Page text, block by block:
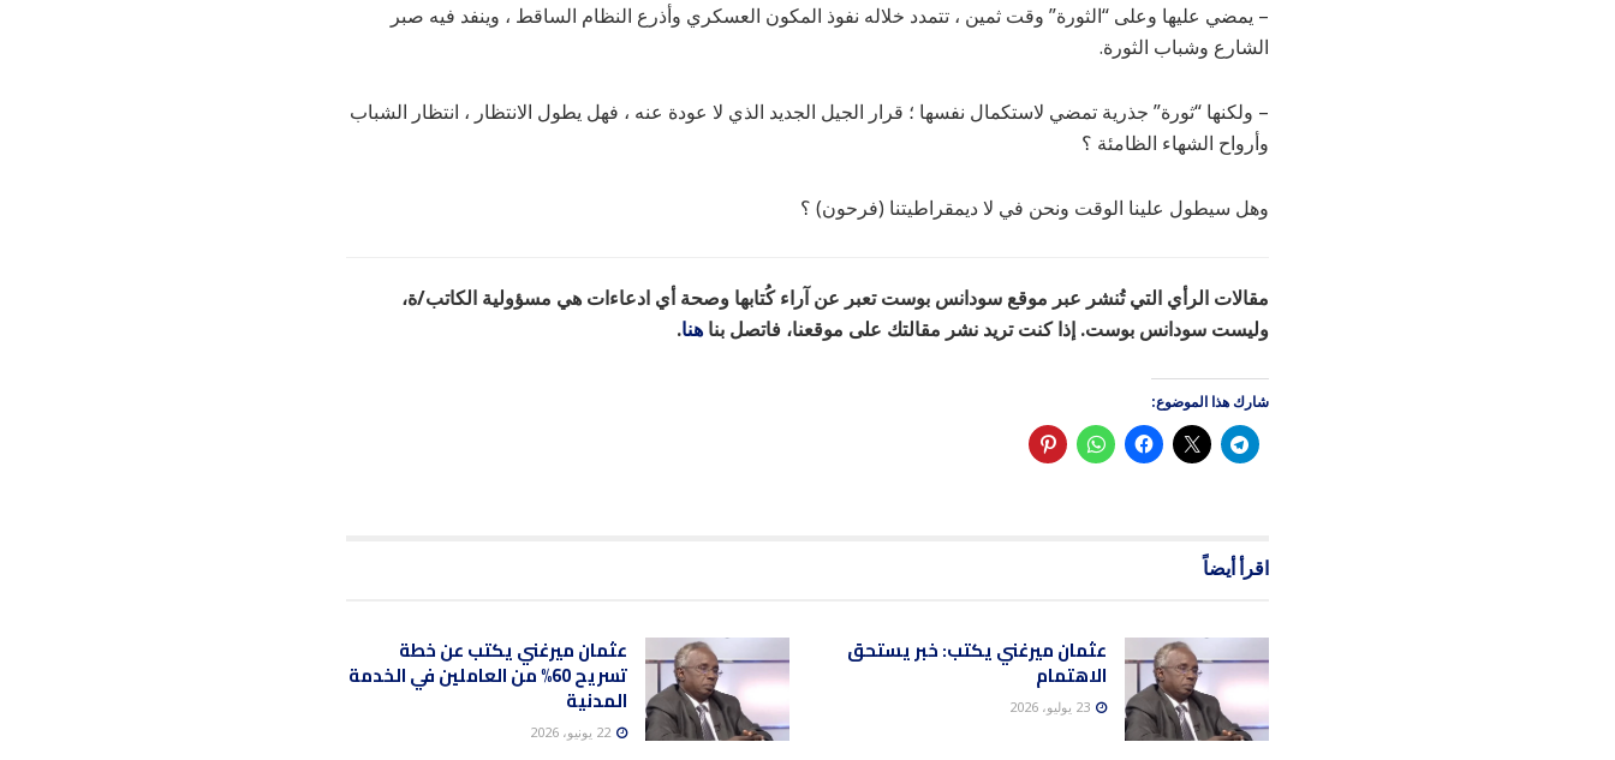
– يمضي عليها وعلى “الثورة” وقت ثمين ، تتمدد خلاله نفوذ المكون العسكري وأذرع النظام الساقط ، وينفد فيه صبر
الشارع وشباب الثورة.
– ولكنها “ثورة” جذرية تمضي لاستكمال نفسها ؛ قرار الجيل الجديد الذي لا عودة عنه ، فهل يطول الانتظار ، انتظار الشباب
وأرواح الشهاء الظامئة ؟
وهل سيطول علينا الوقت ونحن في لا ديمقراطيتنا (فرحون) ؟
مقالات الرأي التي تُنشر عبر موقع سودانس بوست تعبر عن آراء كُتابها وصحة أي ادعاءات هي مسؤولية الكاتب/ة،
وليست سودانس بوست. إذا كنت تريد نشر مقالتك على موقعنا، فاتصل بنا هنا.
شارك هذا الموضوع:
اقرأ أيضاً
عثمان ميرغني يكتب: خبر يستحق
الاهتمام
عثمان ميرغني يكتب عن خطة
تسريح 60% من العاملين في الخدمة
المدنية